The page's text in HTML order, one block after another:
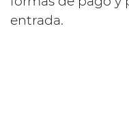
entrada.